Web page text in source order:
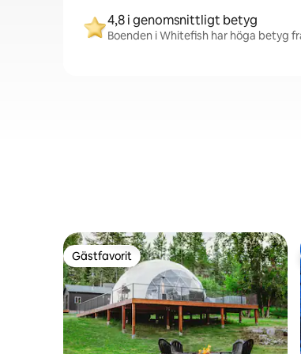
4,8 i genomsnittligt betyg
Boenden i Whitefish har höga betyg
Gästfavorit
Gästfavorit